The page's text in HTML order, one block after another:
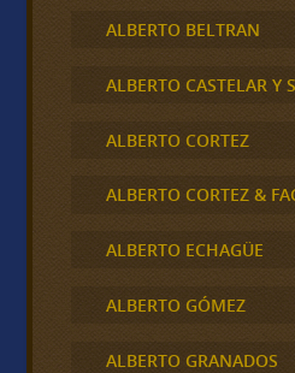
ALBERTO BELTRAN
ALBERTO CASTELAR Y
ALBERTO CORTEZ
ALBERTO CORTEZ &
ALBERTO ECHAGÜE
ALBERTO GÓMEZ
ALBERTO GRANADOS